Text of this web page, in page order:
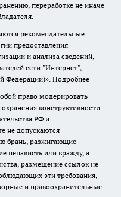
переработке не иначе
рекомендательные
предоставления
и анализа сведений,
сети "Интернет",
Федерации)». Подробнее
право модерировать
конструктивности
РФ и
не допускаются
брань, разжигающие
ненависть или вражду, а
размещение ссылок не
эти требования,
и правоохранительные